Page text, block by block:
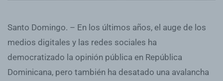
Santo Domingo. – En los últimos años, el auge de los
medios digitales y las redes sociales ha
democratizado la opinión pública en República
Dominicana, pero también ha desatado una avalancha